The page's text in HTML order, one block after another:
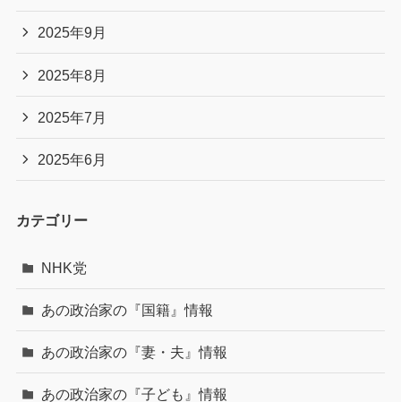
2025年9月
2025年8月
2025年7月
2025年6月
カテゴリー
NHK党
あの政治家の『国籍』情報
あの政治家の『妻・夫』情報
あの政治家の『子ども』情報